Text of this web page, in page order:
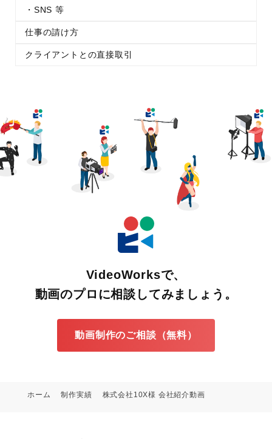
・SNS 等
仕事の請け方
クライアントとの直接取引
VideoWorksで、
動画のプロに相談してみましょう。
動画制作のご相談（無料）
ホーム 制作実績 株式会社10X様 会社紹介動画